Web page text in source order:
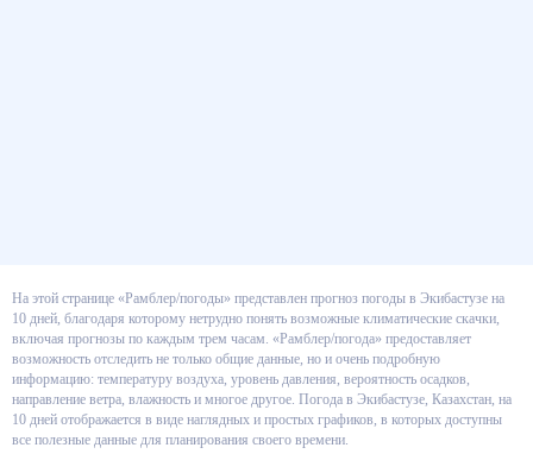
На этой странице «Рамблер/погоды» представлен прогноз погоды в
Экибастузе на 10 дней, благодаря которому нетрудно понять возможные
климатические скачки, включая прогнозы по каждым трем часам.
«Рамблер/погода» предоставляет возможность отследить не только
общие данные, но и очень подробную информацию: температуру воздуха,
уровень давления, вероятность осадков, направление ветра, влажность и
многое другое. Погода в Экибастузе, Казахстан, на 10 дней отображается
в виде наглядных и простых графиков, в которых доступны все полезные